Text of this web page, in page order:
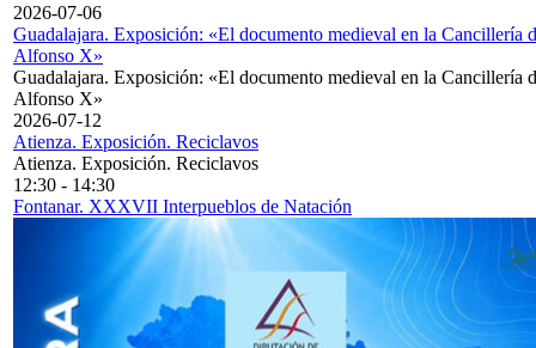
2026-07-06
Guadalajara. Exposición: «El documento medieval en la Cancillería
Alfonso X»
Guadalajara. Exposición: «El documento medieval en la Cancillería
Alfonso X»
2026-07-12
Atienza. Exposición. Reciclavos
Atienza. Exposición. Reciclavos
12:30 - 14:30
Fontanar. XXXVII Interpueblos de Natación